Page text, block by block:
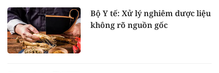
Bộ Y tế: Xử lý nghiêm dược liệu
không rõ nguồn gốc